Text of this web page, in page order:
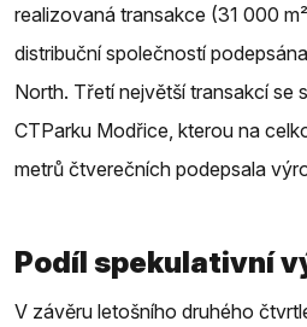
realizovaná transakce (31 000
distribuční společností
North. Třetí největší transakcí se
CTParku Modřice, kterou na
metrů čtverečních podepsala
Podíl spekulativní
V závěru letošního druhého